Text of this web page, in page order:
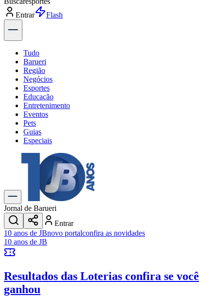
Entrar
Explorar
Tudo
Barueri
Região
Negócios
Esportes
Educação
Entretenimento
Eventos
Pets
Guias
Especiais
Explore Tudo
Últimas Notícias
Previsão do Tempo
Trânsito e Rotas
Dia a Dia & Lazer
Transportes
Gastronomia
Cinema & Shows
JogosNovo
Anuncie no Portal
Cadastrar Empresa
Divulgar Vagas
Jornal de Barueri
Entrar
10 anos de JBnovo portalconfira as novidades
10 anos de JB
Resultados das Loterias confira se você
ganhou